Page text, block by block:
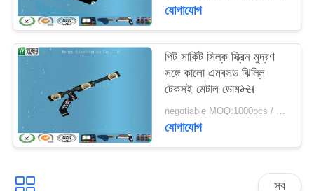
যোগাযোগ
পিট সার্কিট সিল্ক স্ক্রিন মুদ্রণ
সঙ্গে কালো এমবসড ঝিল্লি
টেকসই মেটাল ডোমમ્સ
negotiable MOQ:1000pcs / অনেক
যোগাযোগ
সব